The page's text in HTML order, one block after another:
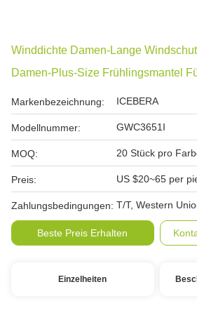
Winddichte Damen-Lange
Damen-Plus-Size Frühlingsmantel
Markenbezeichnung: ICEBERA
Modellnummer: GWC3651I
MOQ: 20 Stück pro
Preis: US $20~65 per
Zahlungsbedingungen: T/T, Western
Beste Preis Erhalten
Einzelheiten